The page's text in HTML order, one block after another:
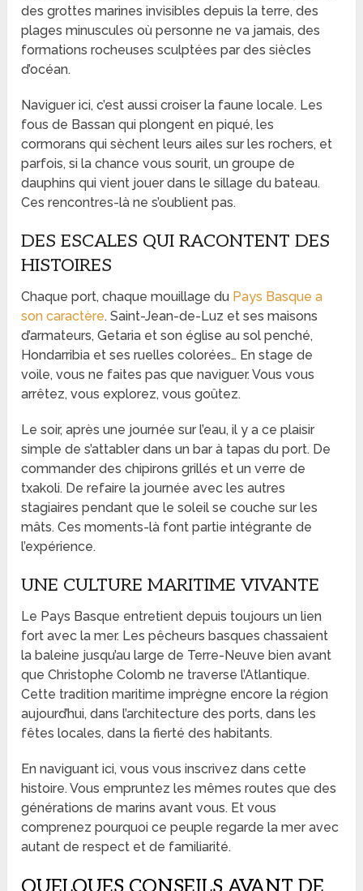
des grottes marines invisibles depuis la terre, des
plages minuscules où personne ne va jamais, des
formations rocheuses sculptées par des siècles
d’océan.
Naviguer ici, c’est aussi croiser la faune locale. Les
fous de Bassan qui plongent en piqué, les
cormorans qui sèchent leurs ailes sur les rochers, et
parfois, si la chance vous sourit, un groupe de
dauphins qui vient jouer dans le sillage du bateau.
Ces rencontres-là ne s’oublient pas.
DES ESCALES QUI RACONTENT DES
HISTOIRES
Chaque port, chaque mouillage du Pays Basque a
son caractère. Saint-Jean-de-Luz et ses maisons
d’armateurs, Getaria et son église au sol penché,
Hondarribia et ses ruelles colorées… En stage de
voile, vous ne faites pas que naviguer. Vous vous
arrêtez, vous explorez, vous goûtez.
Le soir, après une journée sur l’eau, il y a ce plaisir
simple de s’attabler dans un bar à tapas du port. De
commander des chipirons grillés et un verre de
txakoli. De refaire la journée avec les autres
stagiaires pendant que le soleil se couche sur les
mâts. Ces moments-là font partie intégrante de
l’expérience.
UNE CULTURE MARITIME VIVANTE
Le Pays Basque entretient depuis toujours un lien
fort avec la mer. Les pêcheurs basques chassaient
la baleine jusqu’au large de Terre-Neuve bien avant
que Christophe Colomb ne traverse l’Atlantique.
Cette tradition maritime imprègne encore la région
aujourd’hui, dans l’architecture des ports, dans les
fêtes locales, dans la fierté des habitants.
En naviguant ici, vous vous inscrivez dans cette
histoire. Vous empruntez les mêmes routes que des
générations de marins avant vous. Et vous
comprenez pourquoi ce peuple regarde la mer avec
autant de respect et de familiarité.
QUELQUES CONSEILS AVANT DE